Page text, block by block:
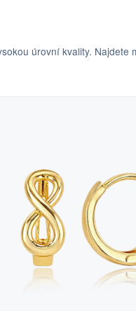
úrovní kvality. Najdete